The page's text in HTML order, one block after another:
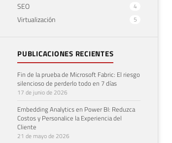
SEO 4
Virtualización 5
PUBLICACIONES RECIENTES
Fin de la prueba de Microsoft Fabric: El riesgo
silencioso de perderlo todo en 7 días
17 de junio de 2026
Embedding Analytics en Power BI: Reduzca
Costos y Personalice la Experiencia del
Cliente
21 de mayo de 2026